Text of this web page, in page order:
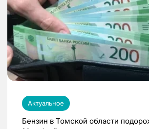
Актуальное
Бензин в Томской области